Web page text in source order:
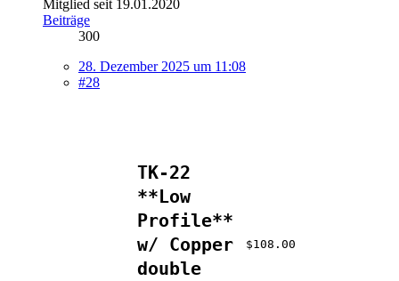
Mitglied seit 19.01.2020
Beiträge
300
28. Dezember 2025 um 11:08
#28
TK-22
**Low
Profile**
w/ Copper
double
$108.00